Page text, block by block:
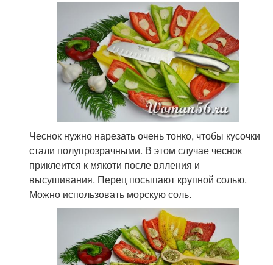
Чеснок нужно нарезать очень тонко, чтобы кусочки
стали полупрозрачными. В этом случае чеснок
приклеится к мякоти после вяления и
высушивания. Перец посыпают крупной солью.
Можно использовать морскую соль.